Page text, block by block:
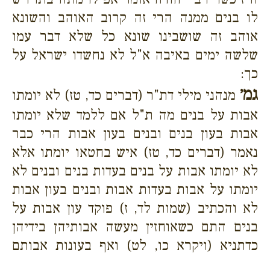
לו בנים ממנה הרי זה קרוב האוהב והשונא
אוהב זה שושבינו שונא כל שלא דבר עמו
שלשה ימים באיבה א"ל לא נחשדו ישראל על
כך:
גמ׳ מנהני מילי דת"ר (דברים כד, טז) לא יומתו
אבות על בנים מה ת"ל אם ללמד שלא יומתו
אבות בעון בנים ובנים בעון אבות הרי כבר
נאמר (דברים כד, טז) איש בחטאו יומתו אלא
לא יומתו אבות על בנים בעדות בנים ובנים לא
יומתו על אבות בעדות אבות ובנים בעון אבות
לא והכתיב (שמות לד, ז) פוקד עון אבות על
בנים התם כשאוחזין מעשה אבותיהן בידיהן
כדתניא (ויקרא כו, לט) ואף בעונות אבותם